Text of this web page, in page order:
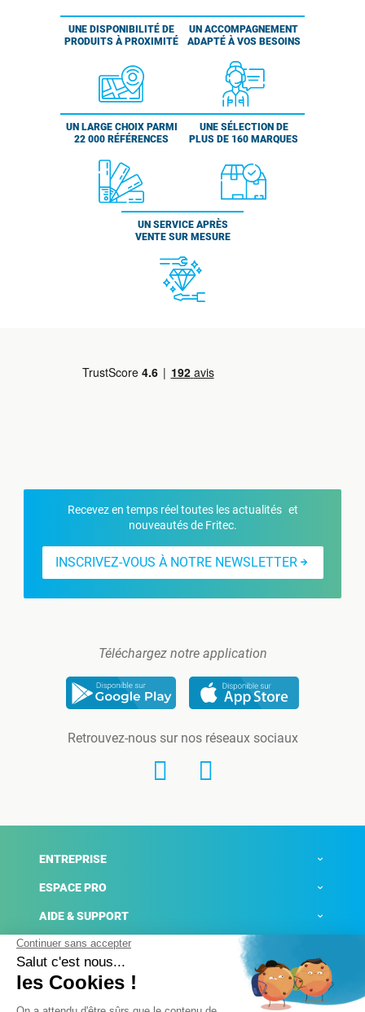
UNE DISPONIBILITÉ DE
PRODUITS À PROXIMITÉ
UN ACCOMPAGNEMENT
ADAPTÉ À VOS BESOINS
UN LARGE CHOIX PARMI
22 000 RÉFÉRENCES
UNE SÉLECTION DE
PLUS DE 160 MARQUES
UN SERVICE APRÈS
VENTE SUR MESURE
Recevez en temps réel toutes les actualités et
nouveautés de Fritec.
INSCRIVEZ-VOUS À NOTRE NEWSLETTER
Téléchargez notre application
Retrouvez-nous sur nos réseaux sociaux
ENTREPRISE
ESPACE PRO
AIDE & SUPPORT
ACTUALITÉS